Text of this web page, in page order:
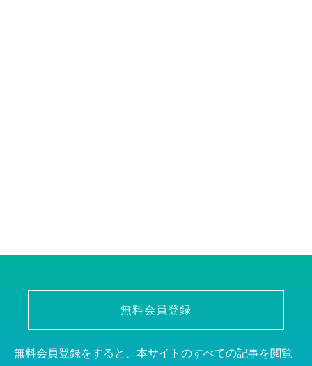
無料会員登録
無料会員登録をすると、本サイトのすべての記事を閲覧